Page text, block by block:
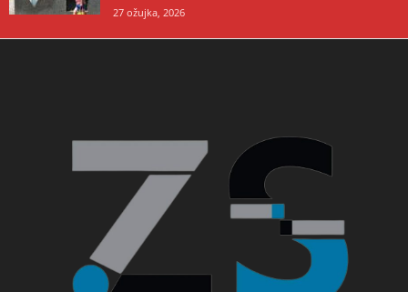
27 ožujka, 2026